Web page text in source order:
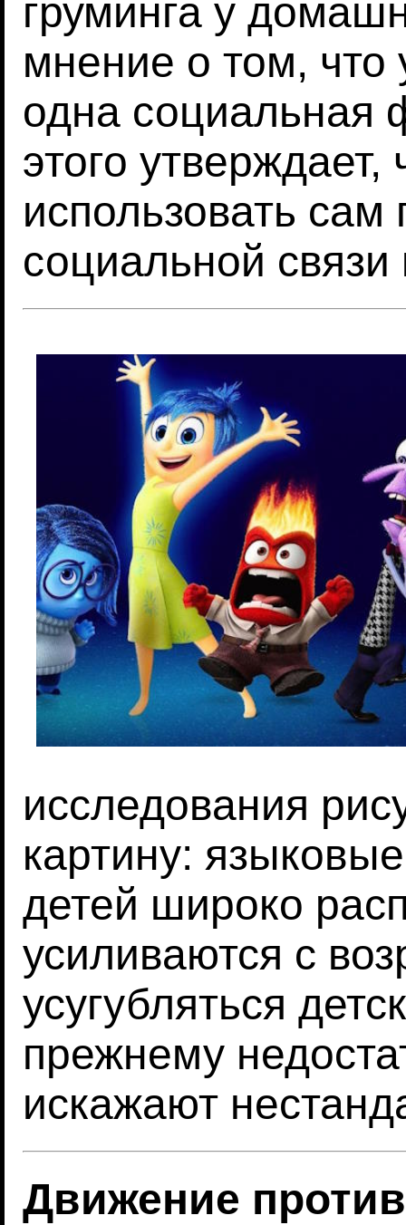
груминга у
мнение о том, что
одна социальная
этого утверждает,
использовать
социальной связи
исследования
картину:
детей широко
усиливаются с
усугубляться
прежнему
искажают
Движение против